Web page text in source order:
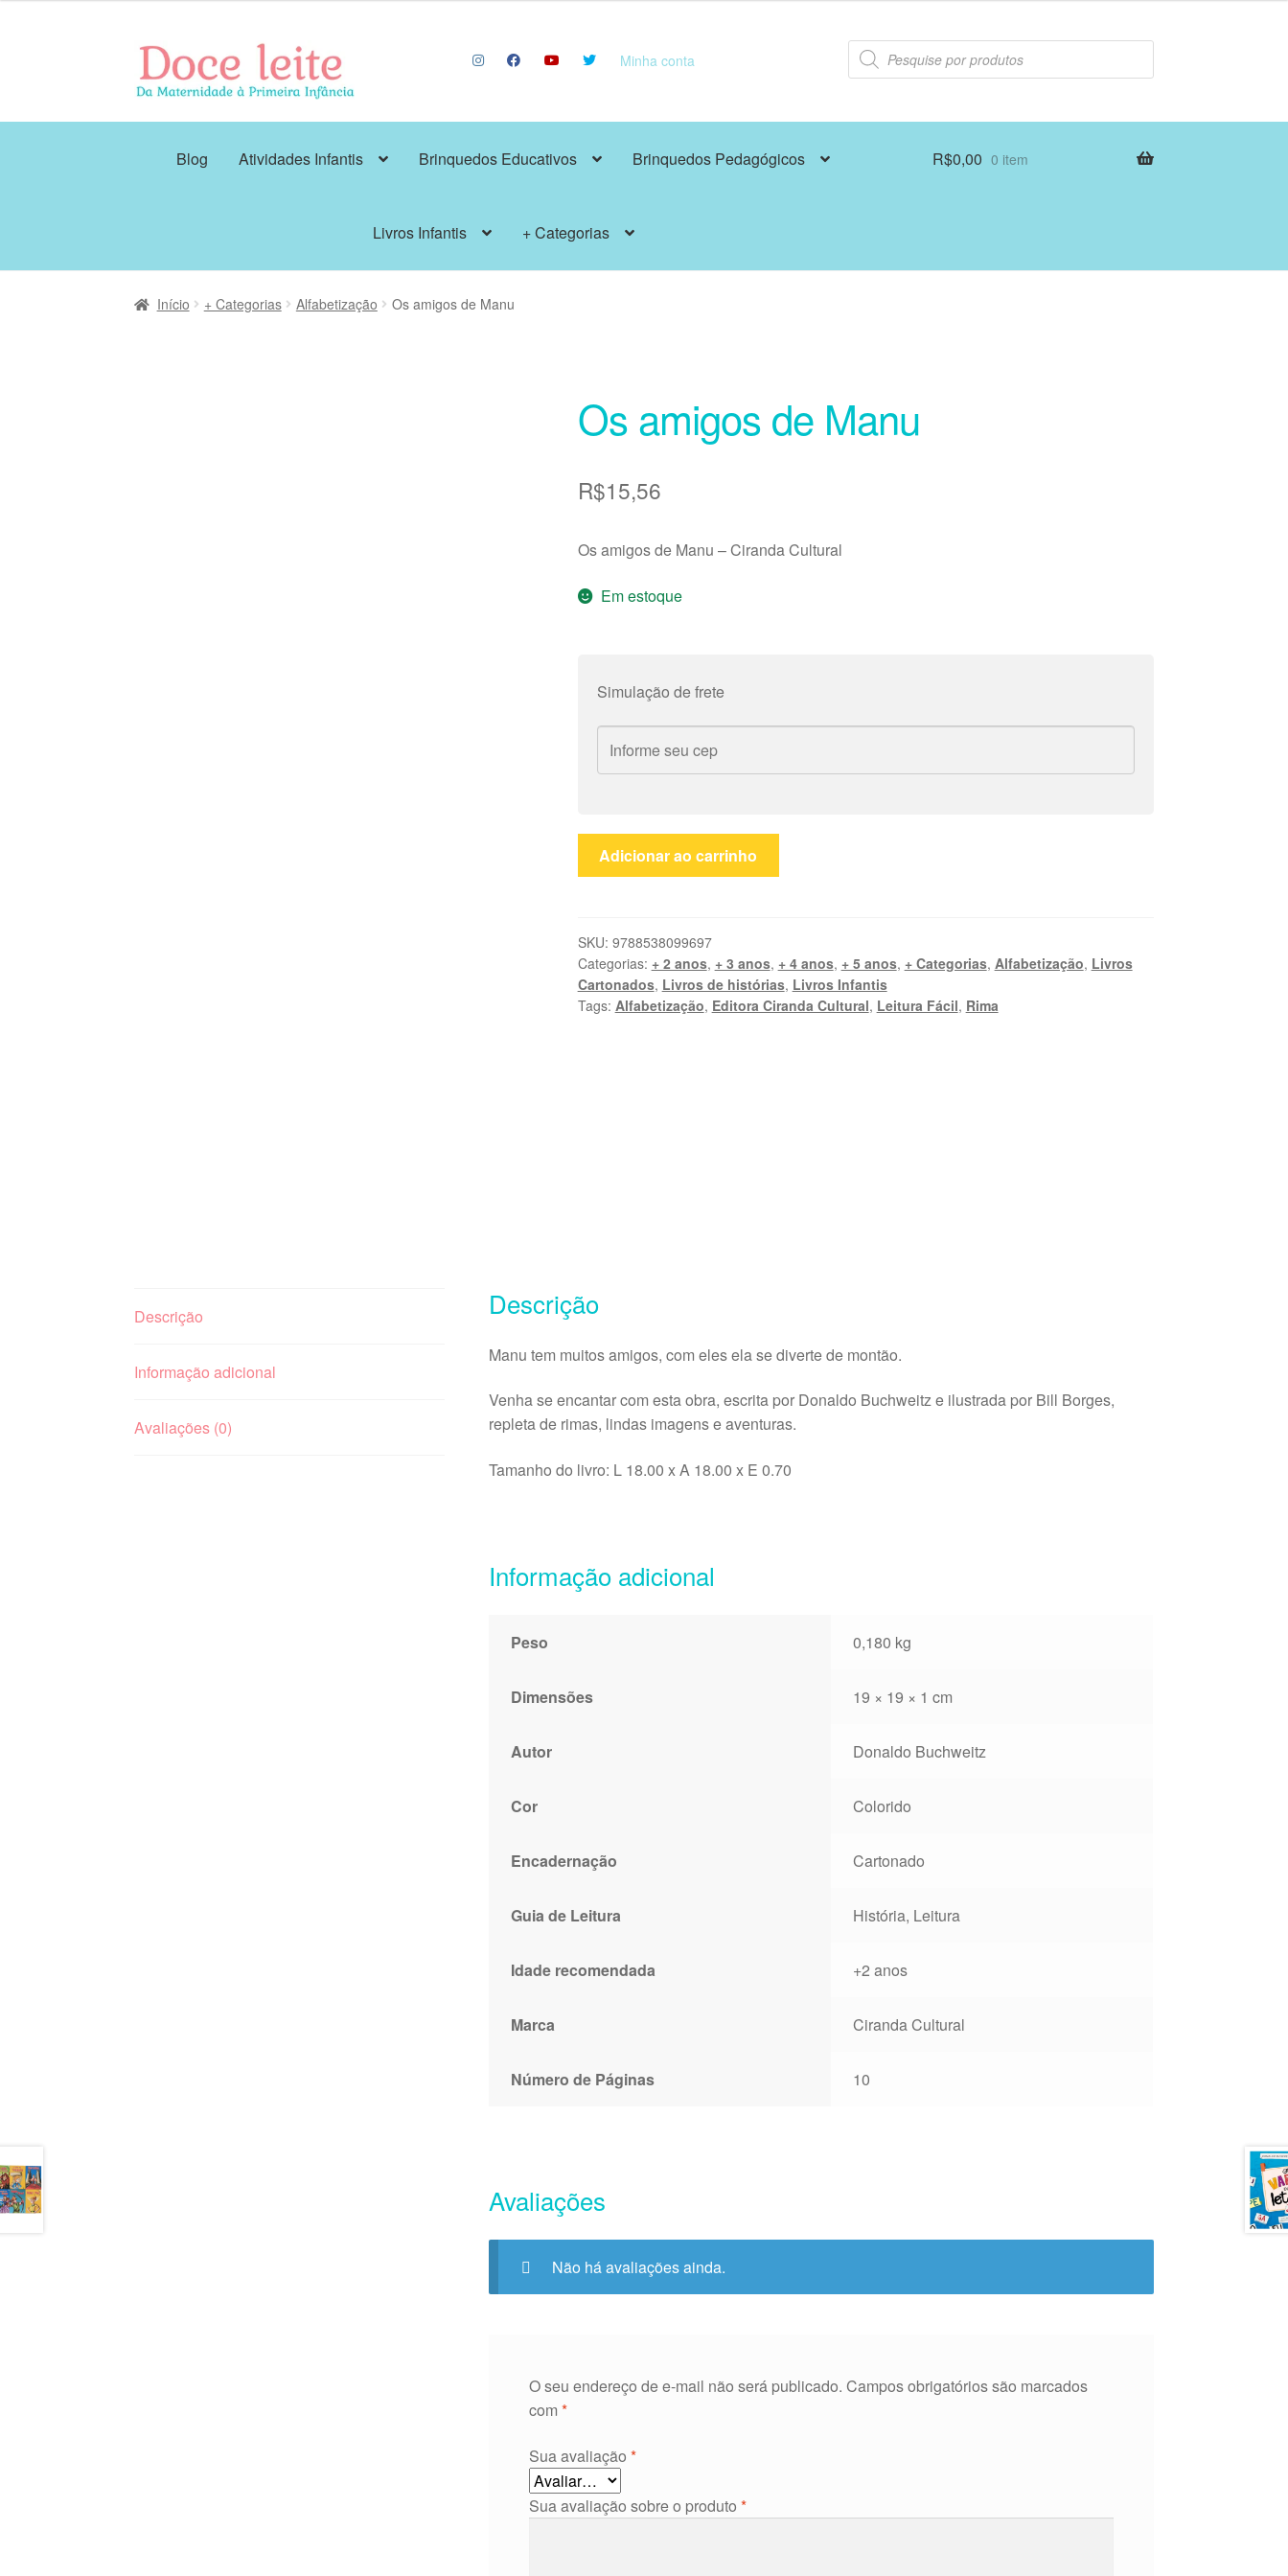
Pular
para
navegação
Pular
para
o
conteúdo
Minha conta
Pesquisar
produtos
Blog Atividades Infantis Brinquedos Educativos Brinquedos Pedagógicos
Livros Infantis + Categorias
R$0,00 0 item
Início + Categorias Alfabetização Os amigos de Manu
Os amigos de Manu
R$15,56
Os amigos de Manu – Ciranda Cultural
Em estoque
Simulação de frete
amigos
quantidade
Adicionar ao carrinho
SKU: 9788538099697
Categorias: + 2 anos, + 3 anos, + 4 anos, + 5 anos, + Categorias, Alfabetização, Livros
Cartonados, Livros de histórias, Livros Infantis
Tags: Alfabetização, Editora Ciranda Cultural, Leitura Fácil, Rima
Descrição
Informação adicional
Avaliações (0)
Descrição
Manu tem muitos amigos, com eles ela se diverte de montão.
Venha se encantar com esta obra, escrita por Donaldo Buchweitz e ilustrada por Bill Borges,
repleta de rimas, lindas imagens e aventuras.
Tamanho do livro: L 18.00 x A 18.00 x E 0.70
Informação adicional
Peso 0,180 kg
Dimensões 19 × 19 × 1 cm
Autor Donaldo Buchweitz
Cor Colorido
Encadernação Cartonado
Guia de Leitura História, Leitura
Idade recomendada +2 anos
Marca Ciranda Cultural
Número de Páginas 10
Avaliações
Não há avaliações ainda.
O seu endereço de e-mail não será publicado. Campos obrigatórios são marcados
com *
Sua avaliação *
Sua avaliação sobre o produto *